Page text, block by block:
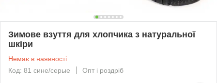
Зимове взуття для хлопчика з натуральної
шкіри
Немає в наявності
Код: 81 сине/серые
Опт і роздріб